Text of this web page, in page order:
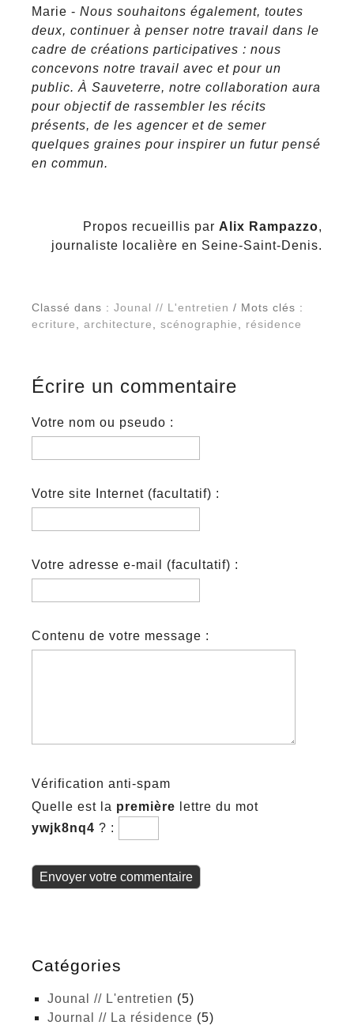
Marie - Nous souhaitons également, toutes
deux, continuer à penser notre travail dans le
cadre de créations participatives : nous
concevons notre travail avec et pour un
public. À Sauveterre, notre collaboration aura
pour objectif de rassembler les récits
présents, de les agencer et de semer
quelques graines pour inspirer un futur pensé
en commun.
Propos recueillis par Alix Rampazzo,
journaliste localière en Seine-Saint-Denis.
Classé dans : Jounal // L'entretien / Mots clés :
ecriture
architecture scénographie résidence
Écrire un commentaire
Votre nom ou pseudo :
Votre site Internet (facultatif) :
Votre adresse e-mail (facultatif) :
Contenu de votre message :
Vérification anti-spam
Quelle est la première lettre du mot
ywjk8nq4 ? :
Catégories
Jounal // L'entretien (5)
Journal // La résidence (5)